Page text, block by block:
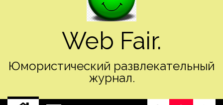
Web Fair.
Юмористический развлекательный
журнал.